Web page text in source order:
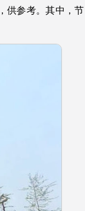
供参考。其中，节